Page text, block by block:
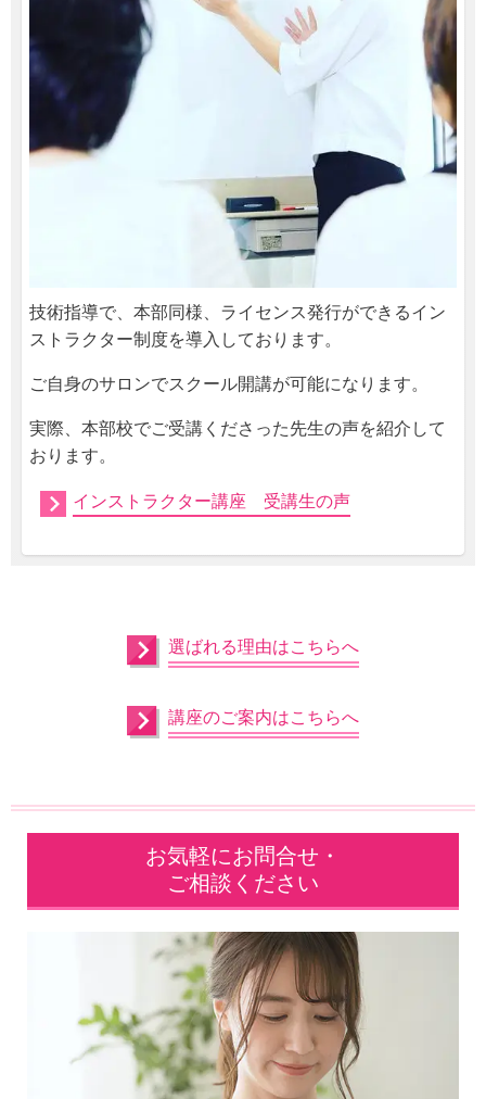
技術指導で、本部同様、ライセンス発行ができるイン
ストラクター制度を導入しております。
ご自身のサロンでスクール開講が可能になります。
実際、本部校でご受講くださった先生の声を紹介して
おります。
インストラクター講座 受講生の声
選ばれる理由はこちらへ
講座のご案内はこちらへ
お気軽にお問合せ・
ご相談ください